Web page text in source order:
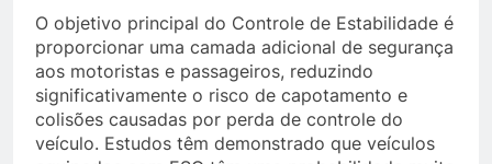
O objetivo principal do Controle de Estabilidade é
proporcionar uma camada adicional de segurança
aos motoristas e passageiros, reduzindo
significativamente o risco de capotamento e
colisões causadas por perda de controle do
veículo. Estudos têm demonstrado que veículos